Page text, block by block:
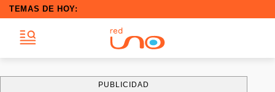
TEMAS DE HOY:
PUBLICIDAD